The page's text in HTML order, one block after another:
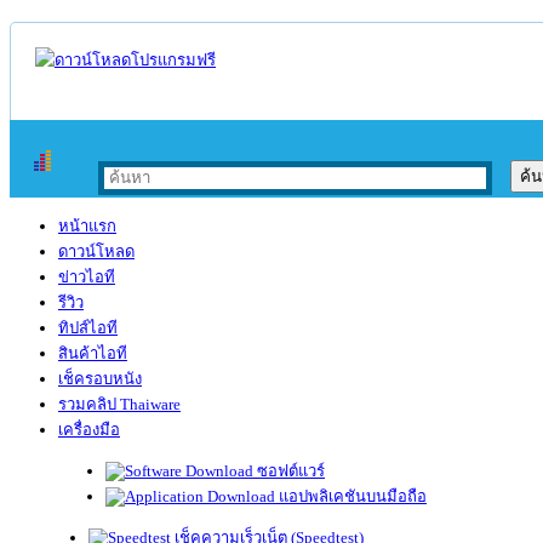
หน้าแรก
ดาวน์โหลด
ข่าวไอที
รีวิว
ทิปส์ไอที
สินค้าไอที
เช็ครอบหนัง
รวมคลิป Thaiware
เครื่องมือ
ซอฟต์แวร์
แอปพลิเคชันบนมือถือ
เช็คความเร็วเน็ต (Speedtest)